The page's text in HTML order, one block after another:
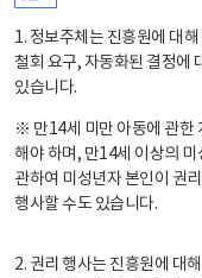
1. 정보주체는 진흥원에 대
철회 요구, 자동화된 결정에
있습니다.
※ 만14세 미만 아동에 관한
해야 하며, 만14세 이상의
관하여 미성년자 본인이 권
행사할 수도 있습니다.
2. 권리 행사는 진흥원에 대